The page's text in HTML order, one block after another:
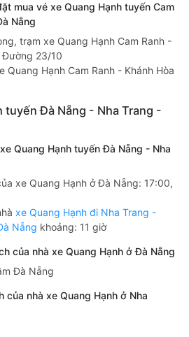
mua vé xe Quang Hạnh tuyến Cam
Nẵng
trạm xe Quang Hạnh Cam Ranh -
Đường 23/10
Quang Hạnh Cam Ranh - Khánh Hòa
tuyến Đà Nẵng - Nha Trang -
Quang Hạnh tuyến Đà Nẵng - Nha
xe Quang Hạnh ở Đà Nẵng: 17:00,
xe Quang Hạnh đi Nha Trang -
Nẵng khoảng: 11 giờ
của nhà xe Quang Hạnh ở Đà Nẵng
Đà Nẵng
của nhà xe Quang Hạnh ở Nha